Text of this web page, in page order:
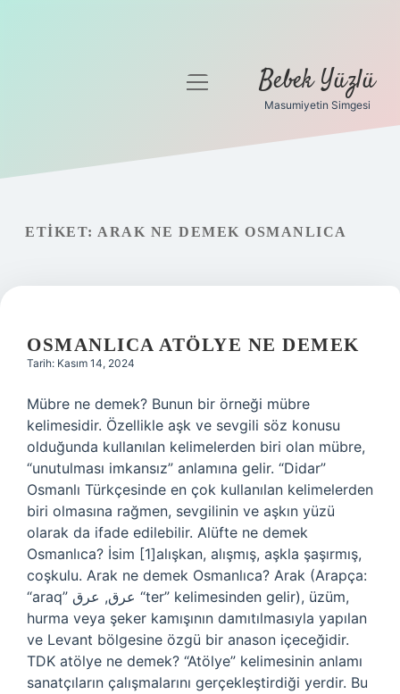
Gizlilik Politikası
menüyü
Bebek Yüzlü
Masumiyetin Simgesi
ETIKET: ARAK NE DEMEK OSMANLICA
OSMANLICA ATÖLYE NE DEMEK
Tarih: Kasım 14, 2024
Mübre ne demek? Bunun bir örneği mübre
kelimesidir. Özellikle aşk ve sevgili söz konusu
olduğunda kullanılan kelimelerden biri olan mübre,
“unutulması imkansız” anlamına gelir. “Didar”
Osmanlı Türkçesinde en çok kullanılan kelimelerden
biri olmasına rağmen, sevgilinin ve aşkın yüzü
olarak da ifade edilebilir. Alüfte ne demek
Osmanlıca? İsim [1]alışkan, alışmış, aşkla şaşırmış,
coşkulu. Arak ne demek Osmanlıca? Arak (Arapça:
“araq” ﻋﺮﻕ, ﻋﺮﻕ “ter” kelimesinden gelir), üzüm,
hurma veya şeker kamışının damıtılmasıyla yapılan
ve Levant bölgesine özgü bir anason içeceğidir.
TDK atölye ne demek? “Atölye” kelimesinin anlamı
sanatçıların çalışmalarını gerçekleştirdiği yerdir. Bu